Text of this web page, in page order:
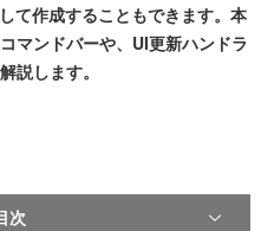
て作成することもできます。本
マンドバーや、UI更新ハンドラ
説します。
次